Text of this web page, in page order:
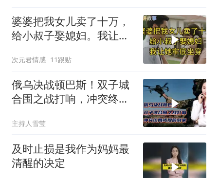
婆婆把我女儿卖了十万，
给小叔子娶媳妇。我让她
次元君情感 11跟贴
俄乌决战顿巴斯！双子城
合围之战打响，冲突终局
主持人雪莹
及时止损是我作为妈妈最
清醒的决定